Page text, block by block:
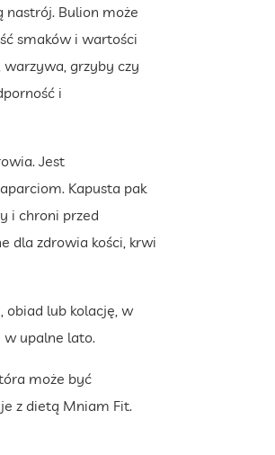
Bulion może
smaków i wartości
warzywa, grzyby czy
i
Jest
Kapusta pak
i chroni przed
dla zdrowia kości, krwi
obiad lub kolację, w
w upalne lato.
może być
z dietą Mniam Fit.